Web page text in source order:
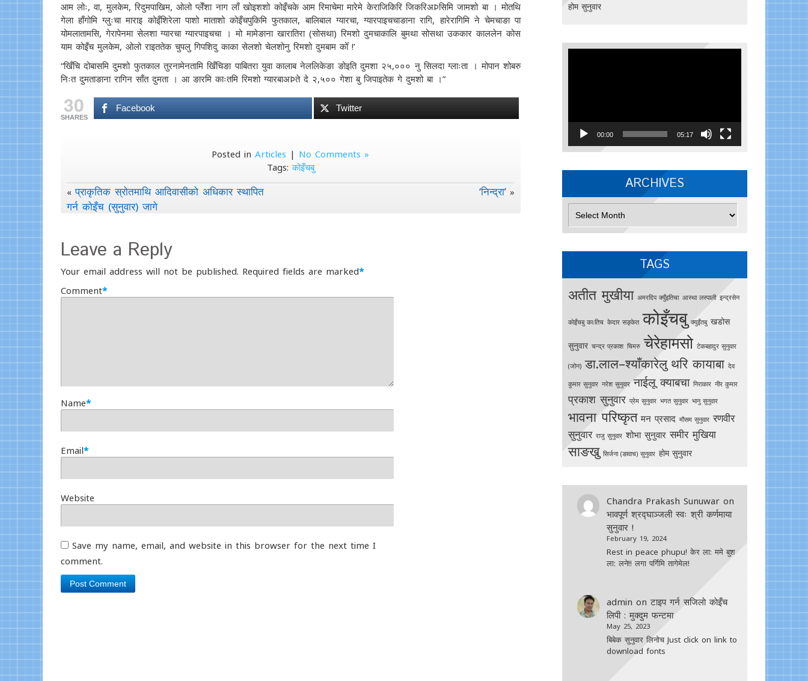
आम लोः, वा, मुलकेम, रिदुमपाखिम, ओलो प्लेँशा नाग लाँ खोइशशो कोइँचके आम रिमाचेमा मारेमे केराजिकिरि जिकरिअÞसिमि जामशो बा । मोतथि
गेला हाँगोमि ग्लुःचा माराइ कोइँशिरेला पाशो माताशो कोइँचपुकिमि फुतकाल, बालिबाल ग्यारचा, ग्यारपाइचचाङाना रागि, हारेरागिमि ने चेमचाङा पा
योमलातामसि, गेरापेनमा सेलशा ग्यारचा ग्यारपाइचचा । मो मामेङाना खारातिरा (सोसथा) रिमशो दुमचाकालि बुमथा सोसथा उककार काललेन कोस
याम कोइँच मुलकेम, ओलो राइततेक चुपलु गिपशिदु काका सेलशो चेलशोनु रिमशो दुमबाम कोँ !’
“खिँचि दोबासमि दुमशो फुतकाल तुरनामेनतामि खिँचिङा पाबितरा युवा कालाब नेललिकेङा ङोइति दुमशा २५,००० नु सिलदा ग्लाःता । मोपान शोबरु
निःत दुमताङाना रागिन साँत दुमता । आ ङारमि काःतमि रिमशो ग्यारबाअÞते दे २,५०० गेशा बु जिपाइतेक गे दुमशो बा ।”
30
SHARES
Facebook Twitter
Posted inArticles | No Comments »
Tags:कोइँचबु
«प्राकृतिक स्रोतमाथि आदिवासीको अधिकार स्थापित
गर्न कोइँच (सुनुवार) जागे
‘निन्द्रा’ »
Leave a Reply
Your email address will not be published. Required fields are marked*
Comment*
Name*
Email*
Website
Save my name, email, and website in this browser for the next time I
comment.
होम सुनुवार
00:00 05:17
ARCHIVES
Archives
TAGS
अतीत मुखीया अमरदिप क्युँइतिचा आस्था लस्पाली इन्द्रसेन
काेइँचबु काःतिच केदार सङ्केत कोइँचबु क्युइँतबु खडोस
सुनुवार चन्द्र प्रकाश चिमरु चेरेहामसो टेकबहादुर सुनुवार
(जोन) डा.लाल–श्याँकारेलु थरि कायाबा देव
कुमार सुनुवार नरेश सुनुवार नाईलू क्याबचा निराकार नीर कुमार
प्रकाश सुनुवार प्रेम सुनुवार भगत सुनुवार भानु सुनुवार
भावना परिष्कृत मन प्रसाद मौसम सुनुवार रणवीर
सुनुवार राजु सुनुवार शोभा सुनुवार समीर मुखिया
साङखु सिर्जना (ङावाच) सुनुवार होम सुनुवार
Chandra Prakash Sunuwaron
भावपूर्ण श्रद्घाञ्जली स्वः श्री कर्णमाया
सुनुवार !
February 19, 2024
Rest in peace phupu! केर ला: ममे बुश
ला: लने!! लगा पर्गिमि तागेमेल!
admin onटाइप गर्न सजिलाे काेइँच
लिपी : मुक्दुम फन्टमा
May 25, 2023
बिबेक सुनुवार लिनोच Just click on link to
download fonts